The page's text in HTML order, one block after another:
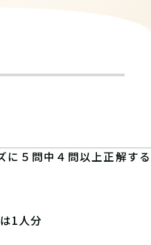
に５問中４問以上正解する
1人分